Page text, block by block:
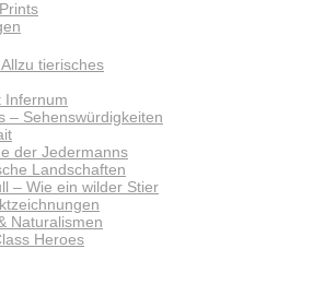
tierisches
Infernum
– Sehenswürdigkeiten
der Jedermanns
Landschaften
– Wie ein wilder Stier
Naturalismen
Heroes